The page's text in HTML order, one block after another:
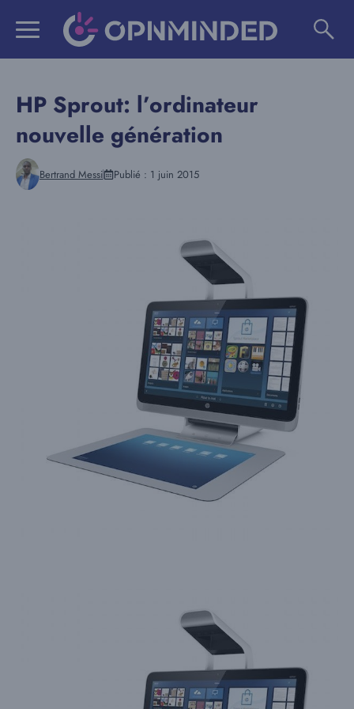
HP Sprout: l’ordinateur
nouvelle génération
Bertrand Messi Publié : 1 juin 2015